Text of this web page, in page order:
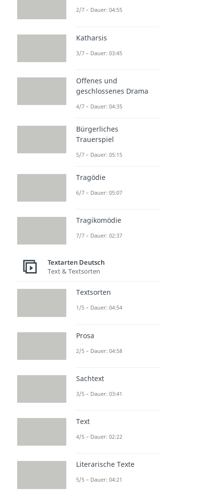
2/7 – Dauer: 04:55
Katharsis
3/7 – Dauer: 03:45
Offenes und
geschlossenes Drama
4/7 – Dauer: 04:35
Bürgerliches
Trauerspiel
5/7 – Dauer: 05:15
Tragödie
6/7 – Dauer: 05:07
Tragikomödie
7/7 – Dauer: 02:37
Textarten Deutsch
Text & Textsorten
Textsorten
1/5 – Dauer: 04:54
Prosa
2/5 – Dauer: 04:58
Sachtext
3/5 – Dauer: 03:41
Text
4/5 – Dauer: 02:22
Literarische Texte
5/5 – Dauer: 04:21